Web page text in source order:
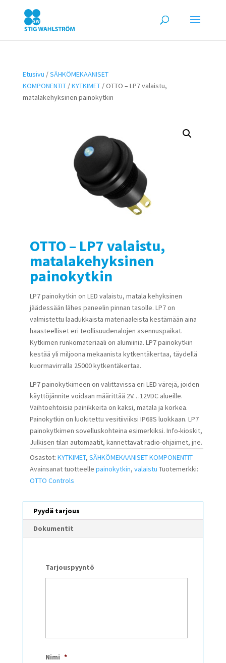
Etusivu /SÄHKÖMEKAANISET
KOMPONENTIT/KYTKIMET/ OTTO – LP7 valaistu,
matalakehyksinen painokytkin
OTTO – LP7 valaistu,
matalakehyksinen
painokytkin
LP7 painokytkin on LED valaistu, matala kehyksinen
jäädessään lähes paneelin pinnan tasolle. LP7 on
valmistettu laadukkaista materiaaleista kestämään aina
haasteelliset eri teollisuudenalojen asennuspaikat.
Kytkimen runkomateriaali on alumiinia. LP7 painokytkin
kestää yli miljoona mekaanista kytkentäkertaa, täydellä
kuormavirralla 25000 kytkentäkertaa.
LP7 painokytkimeen on valittavissa eri LED värejä, joiden
käyttöjännite voidaan määrittää 2V…12VDC alueille.
Vaihtoehtoisia painikkeita on kaksi, matala ja korkea.
Painokytkin on luokitettu vesitiiviiksi IP68S luokkaan. LP7
painokytkimen sovelluskohteina esimerkiksi. Info-kioskit,
Julkisen tilan automaatit, kannettavat radio-ohjaimet, jne.
Osastot: KYTKIMET, SÄHKÖMEKAANISET KOMPONENTIT
Avainsanat tuotteelle painokytkin, valaistu Tuotemerkki:
OTTO Controls
Pyydä tarjous
Dokumentit
Tarjouspyyntö
Nimi *